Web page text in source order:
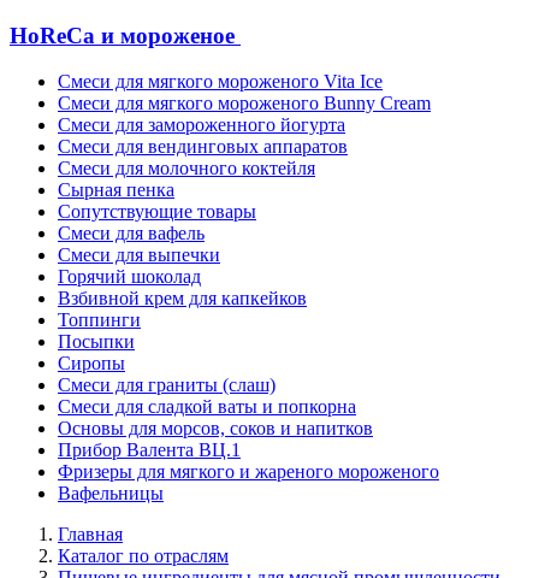
HoReCa и мороженое
Смеси для мягкого мороженого Vita Ice
Смеси для мягкого мороженого Bunny Cream
Смеси для замороженного йогурта
Смеси для вендинговых аппаратов
Смеси для молочного коктейля
Сырная пенка
Сопутствующие товары
Смеси для вафель
Смеси для выпечки
Горячий шоколад
Взбивной крем для капкейков
Топпинги
Посыпки
Сиропы
Смеси для граниты (слаш)
Смеси для сладкой ваты и попкорна
Основы для морсов, соков и напитков
Прибор Валента ВЦ.1
Фризеры для мягкого и жареного мороженого
Вафельницы
Главная
Каталог по отраслям